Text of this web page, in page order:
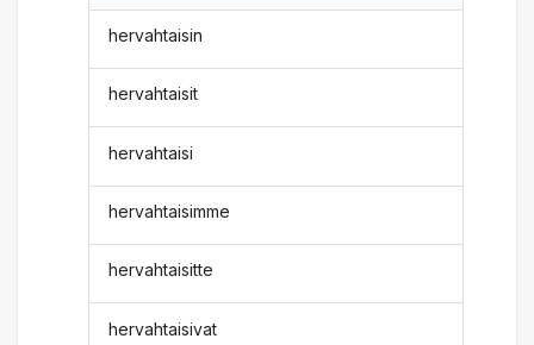
hervahtaisin
hervahtaisit
hervahtaisi
hervahtaisimme
hervahtaisitte
hervahtaisivat